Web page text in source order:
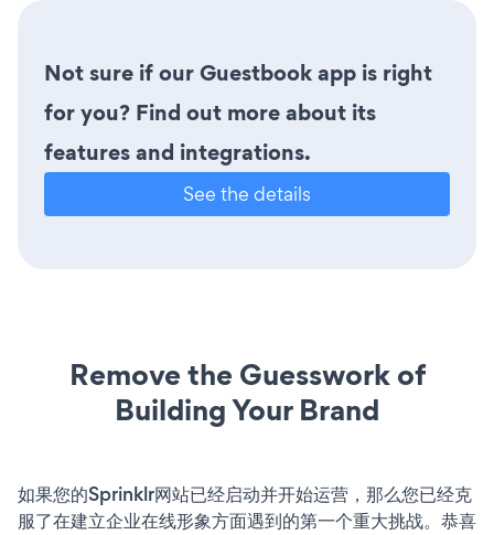
Not sure if our Guestbook app is right
for you? Find out more about its
features and integrations.
See the details
Remove the Guesswork of
Building Your Brand
如果您的Sprinklr网站已经启动并开始运营，那么您已经克
服了在建立企业在线形象方面遇到的第一个重大挑战。恭喜